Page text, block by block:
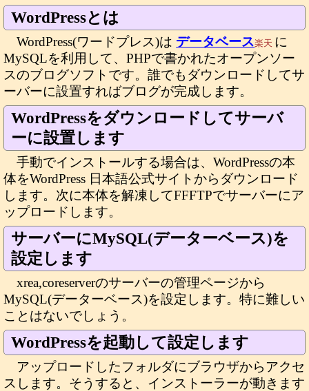
WordPressとは
WordPress(ワードプレス)は データベース楽天 に
MySQLを利用して、PHPで書かれたオープンソー
スのブログソフトです。誰でもダウンロードしてサ
ーバーに設置すればブログが完成します。
WordPressをダウンロードしてサーバ
ーに設置します
手動でインストールする場合は、WordPressの本
体をWordPress 日本語公式サイトからダウンロード
します。次に本体を解凍してFFFTPでサーバーにア
ップロードします。
サーバーにMySQL(データーベース)を
設定します
xrea,coreserverのサーバーの管理ページから
MySQL(データーベース)を設定します。特に難しい
ことはないでしょう。
WordPressを起動して設定します
アップロードしたフォルダにブラウザからアクセ
スします。そうすると、インストーラーが動きます